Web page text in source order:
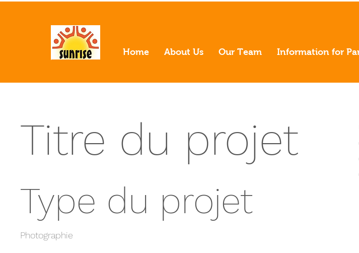
Home About Us Our Team Information for
Titre du projet
Type du projet
Photographie